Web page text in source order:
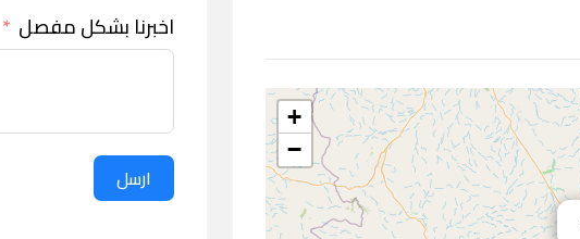
+
−
اخبرنا بشكل مفصل
ارسل